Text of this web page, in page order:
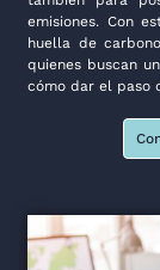
emisiones. Con
huella de
quienes buscan
cómo dar el paso